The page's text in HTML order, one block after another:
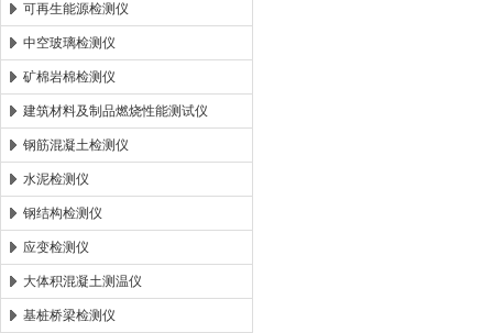
可再生能源检测仪
中空玻璃检测仪
矿棉岩棉检测仪
建筑材料及制品燃烧性能测试仪
钢筋混凝土检测仪
水泥检测仪
钢结构检测仪
应变检测仪
大体积混凝土测温仪
基桩桥梁检测仪